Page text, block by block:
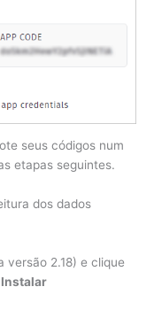
seus códigos num
etapas seguintes.
dos dados
versão 2.18) e clique
Instalar